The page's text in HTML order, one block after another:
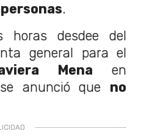
.
horas desdee del
general para el
Mena en
anunció que no